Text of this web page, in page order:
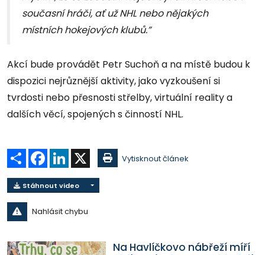
současní hráči, ať už NHL nebo nějakých
místních hokejových klubů.”
Akcí bude provádět Petr Suchoň a na místě budou k
dispozici nejrůznější aktivity, jako vyzkoušení si
tvrdosti nebo přesnosti střelby, virtuální reality a
dalších věcí, spojených s činností NHL.
Sdílet Facebook
LinkedIn Vytisknout článek
Stáhnout video
Nahlásit chybu
Na Havlíčkovo nábřeží míří